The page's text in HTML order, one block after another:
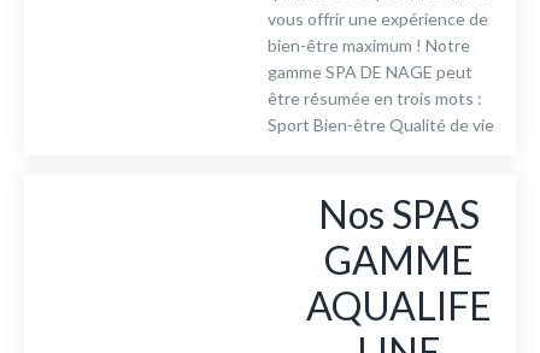
vous offrir une expérience de
bien-être maximum ! Notre
gamme SPA DE NAGE peut
être résumée en trois mots :
Sport Bien-être Qualité de vie
Nos SPAS
GAMME
AQUALIFE